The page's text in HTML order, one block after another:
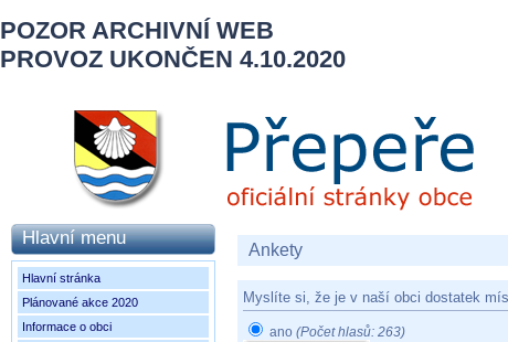
POZOR ARCHIVNÍ WEB
PROVOZ UKONČEN 4.10.2020
Hlavní menu
Hlavní stránka
Plánované akce 2020
Informace o obci
Ankety
Myslíte si, že je v naší obci dostatek
ano (Počet hlasů: 263)